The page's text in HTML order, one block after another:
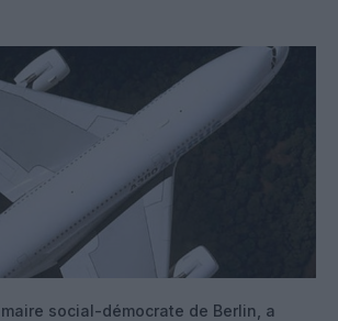
, maire social-démocrate de Berlin, a